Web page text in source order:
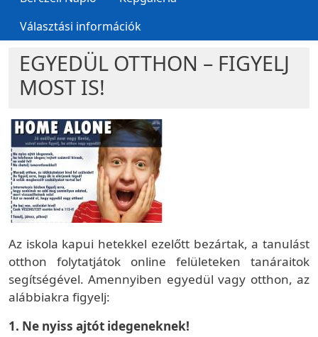
Választási információk
EGYEDÜL OTTHON – FIGYELJ
MOST IS!
Az iskola kapui hetekkel ezelőtt bezártak, a tanulást
otthon folytatjátok online felületeken tanáraitok
segítségével. Amennyiben egyedül vagy otthon, az
alábbiakra figyelj:
1. Ne nyiss ajtót idegeneknek!